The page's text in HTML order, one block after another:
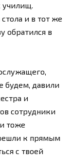
училищ.
и в тот же
обратился в
будем, давили
и
сотрудники
тоже
к прямым
с твоей